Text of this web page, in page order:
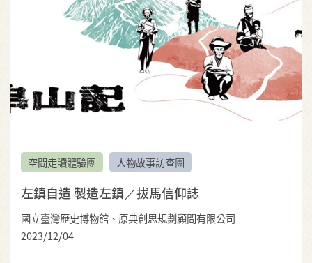
空間走讀體驗團 人物故事訪查團
左鎮自造 製造左鎮／拔馬信仰誌
國立臺灣歷史博物館、原典創思規劃顧問有限公司
2023/12/04